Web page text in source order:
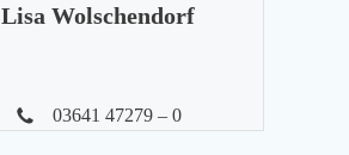
Lisa Wolschendorf
03641 47279 – 0